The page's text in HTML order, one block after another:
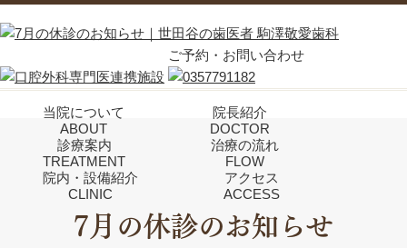
ご予約・お問い合わせ
当院について
ABOUT
院長紹介
DOCTOR
診療案内
TREATMENT
治療の流れ
FLOW
院内・設備紹介
CLINIC
アクセス
ACCESS
7月の休診のお知らせ